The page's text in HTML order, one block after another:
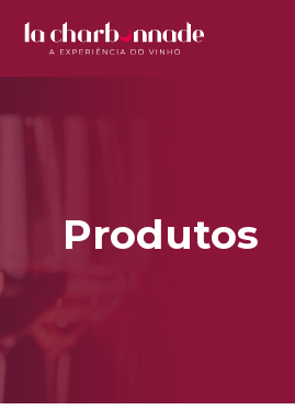
Produtos